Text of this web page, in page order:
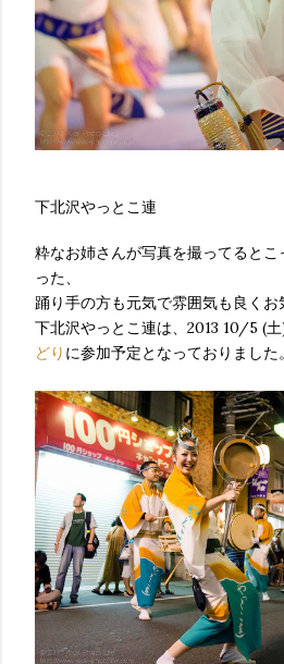
下北沢やっとこ連
粋なお姉さんが写真を撮ってると
った、
踊り手の方も元気で雰囲気も良くお
下北沢やっとこ連は、2013 10/5 (
どり に参加予定となっておりました。